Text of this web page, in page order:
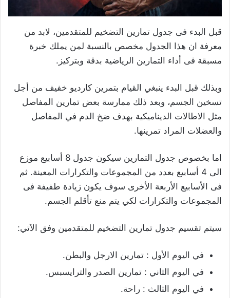
قبل البدء فى جدول تمارين التضخيم للمتقدمين، لابد من
معرفة ان هذا الجدول مخصص بالنسبة لمن يملك خبرة
مسبقة فى أداء التمارين الرياضية بدقة وبتركيز.
وبذلك قبل البدء ينبغي القيام بتمرين كارديو خفيف من أجل
تسخين الجسم، وبعد ذلك ممارسة بعض تمارين المفاصل
مثل الاطالات الديناميكية بهدف ضخ الدم في المفاصل
والعضلات المراد تمرينها.
اما بخصوص جدول التمارين سيكون جدول 8 أسابيع موزع
الى 4 أسابيع بعدد من المجموعات والتكرارات المعينة. ثم
فى الأسابيع الأربعة الأخرى سوف يكون زيادة طفيفة فى
المجموعات والتكرارات لكي يتم منع تأقلم الجسم.
سيتم تقسيم جدول تمارين التضخيم للمتقدمين وفق الآتي:
في اليوم الأول : تمارين الارجل والبطن.
في اليوم الثاني : تمارين الصدر والترايسبس.
في اليوم الثالث : راحة.